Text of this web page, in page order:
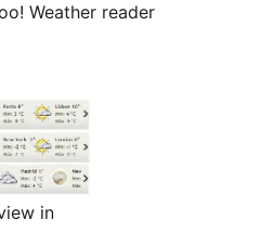
Weather reader
in